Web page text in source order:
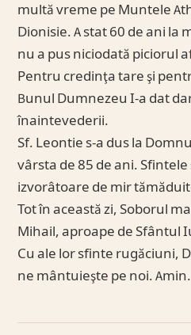
multă vreme pe Muntele
Dionisie. A stat 60 de ani la
nu a pus niciodată piciorul
Pentru credinţa tare şi
Bunul Dumnezeu I-a dat
înaintevederii.
Sf. Leontie s-a dus la
vârsta de 85 de ani.
izvorâtoare de mir
Tot în această zi, Soborul
Mihail, aproape de Sfântul
Cu ale lor sfinte rugăciuni,
ne mântuieşte pe noi. Amin.